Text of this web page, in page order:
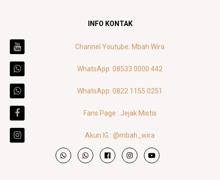
INFO KONTAK
Channel Youtube: Mbah Wira
WhatsApp: 08533 0000 442
WhatsApp: 0822 1155 0251
Fans Page : Jejak Mistis
Akun IG : @mbah_wira